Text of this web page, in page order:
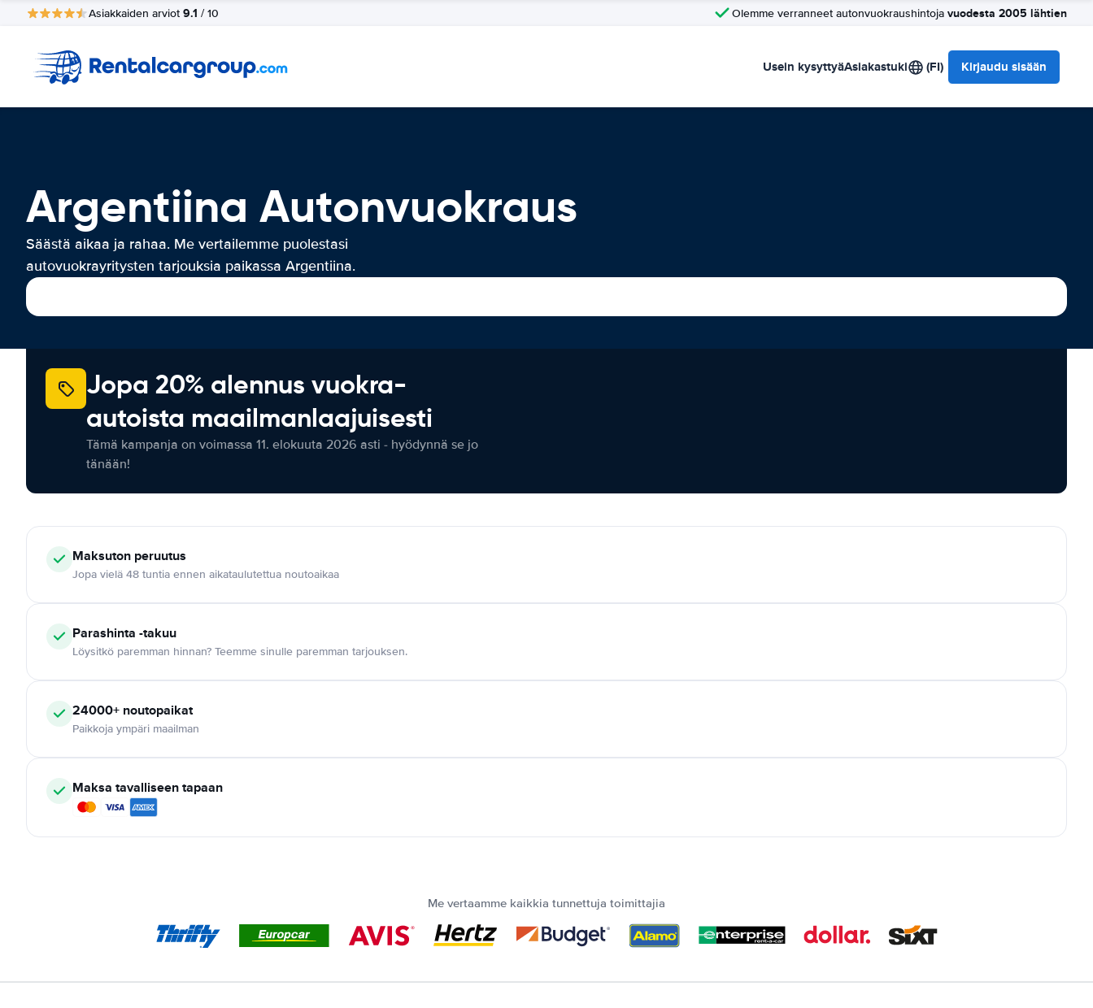
Asiakkaiden arviot 9.1 / 10 Olemme verranneet autonvuokraushintoja vuodesta 2005 lähtien
Usein kysyttyäAsiakastuki (FI) Kirjaudu sisään
Argentiina Autonvuokraus
Säästä aikaa ja rahaa. Me vertailemme puolestasi
autovuokrayritysten tarjouksia paikassa Argentiina.
Jopa 20% alennus vuokra-
autoista maailmanlaajuisesti
Tämä kampanja on voimassa 11. elokuuta 2026 asti - hyödynnä se jo
tänään!
Maksuton peruutus
Jopa vielä 48 tuntia ennen aikataulutettua noutoaikaa
Parashinta -takuu
Löysitkö paremman hinnan? Teemme sinulle paremman tarjouksen.
24000+ noutopaikat
Paikkoja ympäri maailman
Maksa tavalliseen tapaan
Me vertaamme kaikkia tunnettuja toimittajia